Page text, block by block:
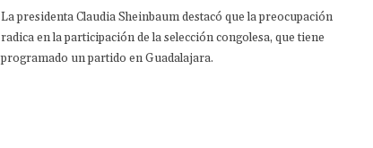
La presidenta Claudia Sheinbaum destacó que la preocupación
radica en la participación de la selección congolesa, que tiene
programado un partido en Guadalajara.